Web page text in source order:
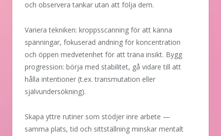
och observera tankar utan att följa dem.
Variera tekniken: kroppsscanning för att känna
spänningar, fokuserad andning för koncentration
och öppen medvetenhet för att träna insikt. Bygg
progression: börja med stabilitet, gå vidare till att
hålla intentioner (t.ex. transmutation eller
självundersökning).
Skapa yttre rutiner som stödjer inre arbete —
samma plats, tid och sittställning minskar mentalt